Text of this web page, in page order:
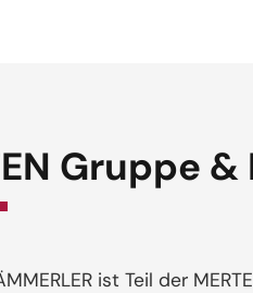
Gruppe
ist Teil der